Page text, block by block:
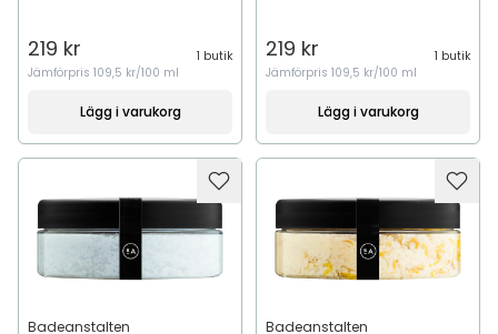
219 kr
1 butik
Jämförpris 109,5 kr/100 ml
Lägg i varukorg
219 kr
1 butik
Jämförpris 109,5 kr/100 ml
Lägg i varukorg
Badeanstalten Badeanstalten